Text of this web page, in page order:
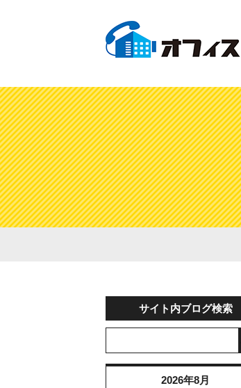
サイト内ブログ検索
2026年8月